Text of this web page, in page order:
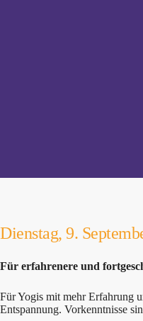
Dienstag, 9.
Für erfahrenere und
Für Yogis mit mehr Erfahrung
Entspannung. Vorkenntnisse